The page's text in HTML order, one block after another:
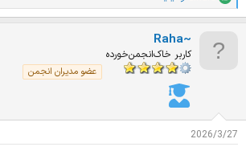
م
Raha~
کاربر خاک‌انجمن‌خورده
عضو مدیران انجمن
2026/3/27